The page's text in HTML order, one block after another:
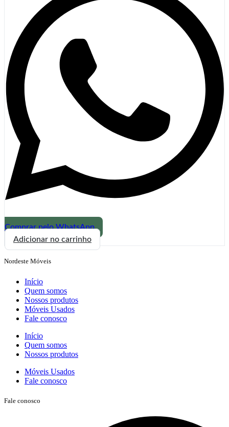
Comprar pelo WhatsApp
Rack
R
Dalla
quantidade
Adicionar no carrinho
Nordeste Móveis
Início
Quem somos
Nossos produtos
Móveis Usados
Fale conosco
Início
Quem somos
Nossos produtos
Móveis Usados
Fale conosco
Fale conosco